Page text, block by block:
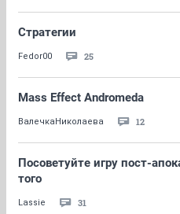
Стратегии
Fedor00 25
Mass Effect Andromeda
ВалечкаНиколаева 12
Посоветуйте игру пост-
того
Lassie 31